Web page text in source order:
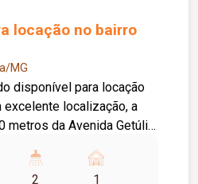
locação no bairro
MG
disponível para locação
excelente localização, a
metros da Avenida Getúlio
eletrônica, 01 vaga de
2 1